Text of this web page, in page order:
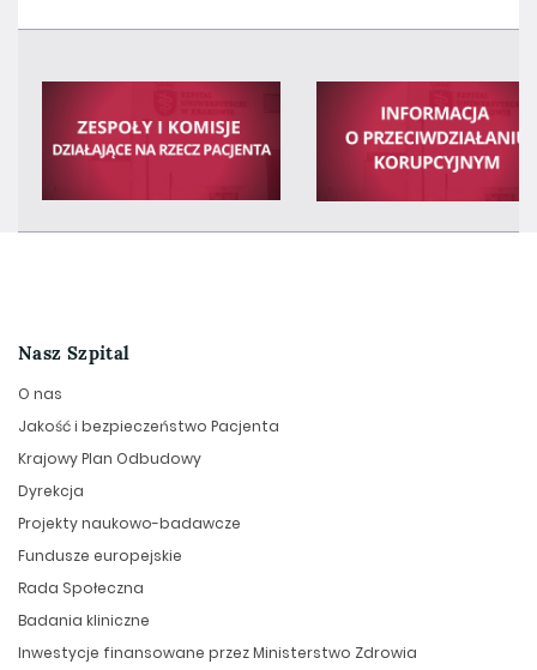
Nasz Szpital
O nas
Jakość i bezpieczeństwo Pacjenta
Krajowy Plan Odbudowy
Dyrekcja
Projekty naukowo-badawcze
Fundusze europejskie
Rada Społeczna
Badania kliniczne
Inwestycje finansowane przez Ministerstwo Zdrowia